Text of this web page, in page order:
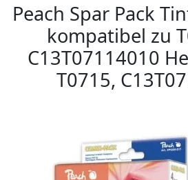
Peach Spar Pack
kompatibel zu
C13T07114010
T0715,